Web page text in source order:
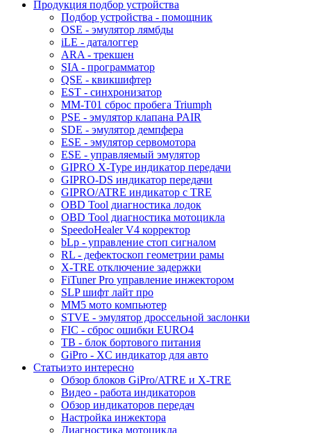
Продукция подбор устройства
Подбор устройства - помощник
OSE - эмулятор лямбды
iLE - даталоггер
ARA - трекшен
SIA - программатор
QSE - квикшифтер
EST - синхронизатор
MM-T01 сброс пробега Triumph
PSE - эмулятор клапана PAIR
SDE - эмулятор демпфера
ESE - эмулятор сервомотора
ESE - управляемый эмулятор
GIPRO X-Type индикатор передачи
GIPRO-DS индикатор передачи
GIPRO/ATRE индикатор с TRE
OBD Tool диагностика лодок
OBD Tool диагностика мотоцикла
SpeedoHealer V4 корректор
bLp - управление стоп сигналом
RL - дефектоскоп геометрии рамы
X-TRE отключение задержки
FiTuner Pro управление инжектором
SLP шифт лайт про
MM5 мото компьютер
STVE - эмулятор дроссельной заслонки
FIC - сброс ошибки EURO4
TB - блок бортового питания
GiPro - XC индикатор для авто
Статьиэто интересно
Обзор блоков GiPro/ATRE и X-TRE
Видео - работа индикаторов
Обзор индикаторов передач
Настройка инжектора
Диагноcтика мотоцикла